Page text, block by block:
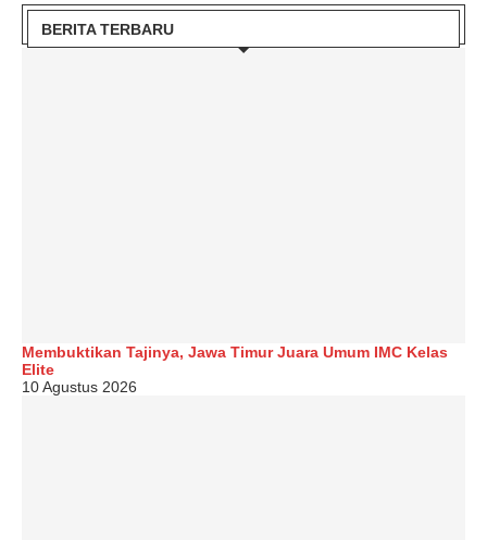
BERITA TERBARU
Membuktikan Tajinya, Jawa Timur Juara Umum IMC Kelas
Elite
10 Agustus 2026